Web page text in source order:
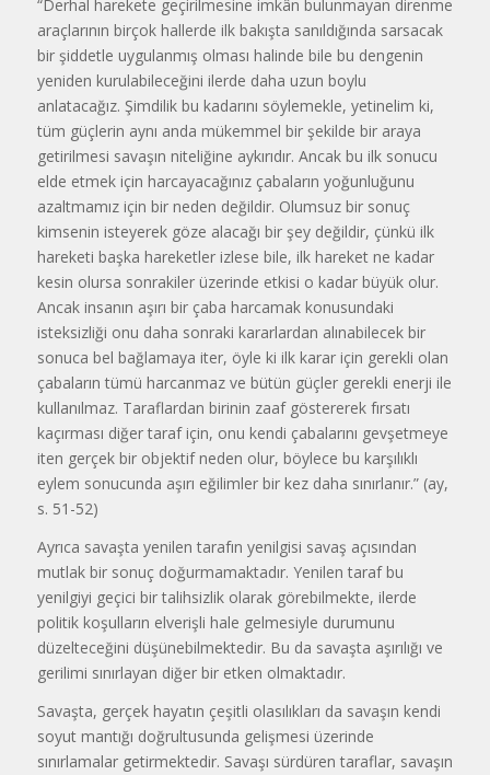
“Derhal harekete geçirilmesine imkân bulunmayan direnme
araçlarının birçok hallerde ilk bakışta sanıldığında sarsacak
bir şiddetle uygulanmış olması halinde bile bu dengenin
yeniden kurulabileceğini ilerde daha uzun boylu
anlatacağız. Şimdilik bu kadarını söylemekle, yetinelim ki,
tüm güçlerin aynı anda mükemmel bir şekilde bir araya
getirilmesi savaşın niteliğine aykırıdır. Ancak bu ilk sonucu
elde etmek için harcayacağınız çabaların yoğunluğunu
azaltmamız için bir neden değildir. Olumsuz bir sonuç
kimsenin isteyerek göze alacağı bir şey değildir, çünkü ilk
hareketi başka hareketler izlese bile, ilk hareket ne kadar
kesin olursa sonrakiler üzerinde etkisi o kadar büyük olur.
Ancak insanın aşırı bir çaba harcamak konusundaki
isteksizliği onu daha sonraki kararlardan alınabilecek bir
sonuca bel bağlamaya iter, öyle ki ilk karar için gerekli olan
çabaların tümü harcanmaz ve bütün güçler gerekli enerji ile
kullanılmaz. Taraflardan birinin zaaf göstererek fırsatı
kaçırması diğer taraf için, onu kendi çabalarını gevşetmeye
iten gerçek bir objektif neden olur, böylece bu karşılıklı
eylem sonucunda aşırı eğilimler bir kez daha sınırlanır.” (ay,
s. 51-52)
Ayrıca savaşta yenilen tarafın yenilgisi savaş açısından
mutlak bir sonuç doğurmamaktadır. Yenilen taraf bu
yenilgiyi geçici bir talihsizlik olarak görebilmekte, ilerde
politik koşulların elverişli hale gelmesiyle durumunu
düzelteceğini düşünebilmektedir. Bu da savaşta aşırılığı ve
gerilimi sınırlayan diğer bir etken olmaktadır.
Savaşta, gerçek hayatın çeşitli olasılıkları da savaşın kendi
soyut mantığı doğrultusunda gelişmesi üzerinde
sınırlamalar getirmektedir. Savaşı sürdüren taraflar, savaşın